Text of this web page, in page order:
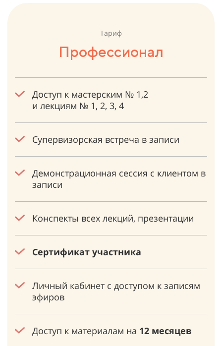
Тариф
Профессионал
Доступ к мастерским № 1,2
и лекциям № 1, 2, 3, 4
Супервизорская встреча в записи
Демонстрационная сессия с клиентом в
записи
Конспекты всех лекций, презентации
Сертификат участника
Личный кабинет с доступом к записям
эфиров
Доступ к материалам на 12 месяцев